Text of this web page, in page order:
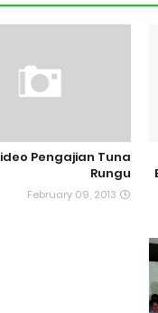
Pengajian Tuna
Rungu
February 09, 2013